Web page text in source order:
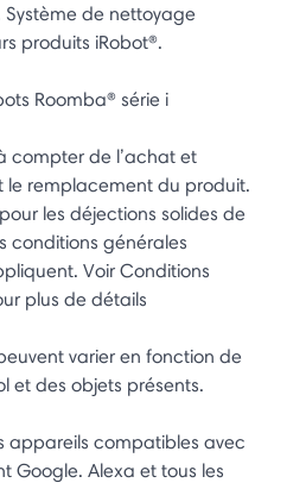
de nettoyage
produits iRobot®.
Roomba® série i
compter de l’achat et
le remplacement du produit.
les déjections solides de
conditions générales
Voir Conditions
plus de détails
varier en fonction de
et des objets présents.
appareils compatibles avec
Google. Alexa et tous les